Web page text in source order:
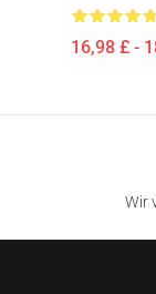
16,98 £ -
Wir